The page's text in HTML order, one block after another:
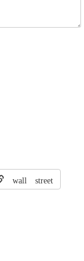
wall street